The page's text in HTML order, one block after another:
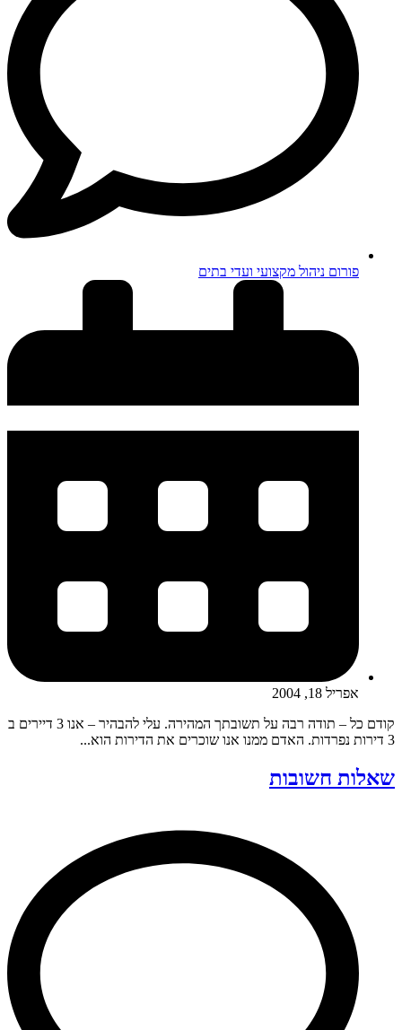
פורום ניהול מקצועי ועדי בתים
אפריל 18, 2004
קודם כל – תודה רבה על תשובתך המהירה. עלי להבהיר – אנו 3 דיירים ב
3 דירות נפרדות. האדם ממנו אנו שוכרים את הדירות הוא...
שאלות חשובות